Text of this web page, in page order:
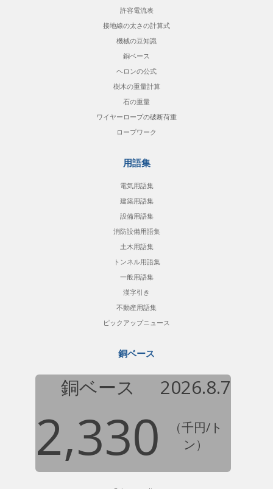
許容電流表
接地線の太さの計算式
機械の豆知識
銅ベース
ヘロンの公式
樹木の重量計算
石の重量
ワイヤーロープの破断荷重
ロープワーク
用語集
電気用語集
建築用語集
設備用語集
消防設備用語集
土木用語集
トンネル用語集
一般用語集
漢字引き
不動産用語集
ピックアップニュース
銅ベース
銅ベース 2026.8.7
2,330
（千円/ト
ン）